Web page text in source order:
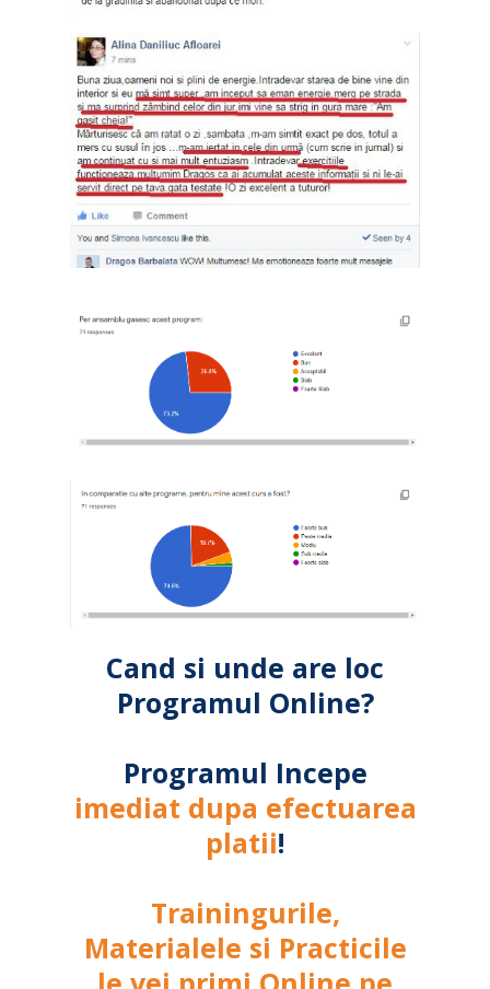
Cand si unde are loc
Programul Online?
Programul Incepe
imediat dupa efectuarea
platii!
Trainingurile,
Materialele si Practicile